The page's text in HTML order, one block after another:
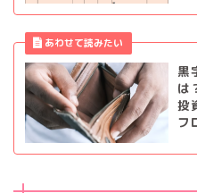
黒
は
投
フ